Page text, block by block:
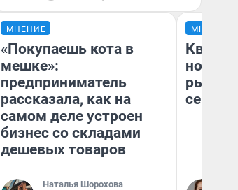
МНЕНИЕ
«Покупаешь кота в
мешке»:
предприниматель
рассказала, как на
самом деле устроен
бизнес со складами
дешевых товаров
Наталья Шорохова
МНЕНИЕ
но
рынок